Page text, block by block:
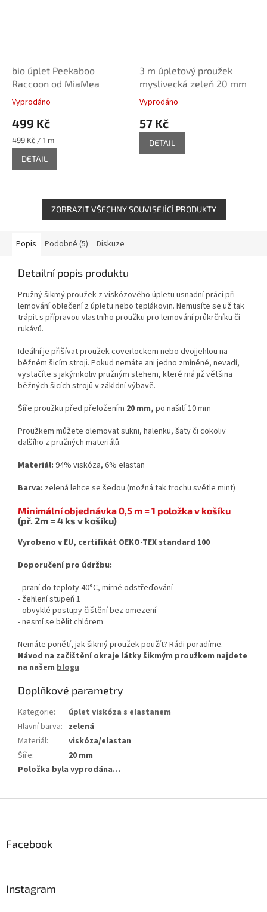
bio úplet Peekaboo
Raccoon od MiaMea
Vyprodáno
499 Kč
Měrná
cena:
499 Kč / 1 m
DETAIL
3 m úpletový proužek
myslivecká zeleň 20 mm
Vyprodáno
57 Kč
DETAIL
ZOBRAZIT VŠECHNY SOUVISEJÍCÍ PRODUKTY
Popis Podobné (5) Diskuze
Detailní popis produktu
Pružný šikmý proužek z viskózového úpletu usnadní práci při
lemování oblečení z úpletu nebo teplákovin. Nemusíte se už tak
trápit s přípravou vlastního proužku pro lemování průkrčníku či
rukávů.
Ideální je přišívat proužek coverlockem nebo dvojjehlou na
běžném šicím stroji. Pokud nemáte ani jedno zmíněné, nevadí,
vystačíte s jakýmkoliv pružným stehem, které má již většina
běžných šicích strojů v zákldní výbavě.
Šíře proužku před přeložením 20 mm, po našití 10 mm
Proužkem můžete olemovat sukni, halenku, šaty či cokoliv
dalšího z pružných materiálů.
Materiál: 94% viskóza, 6% elastan
Barva: zelená lehce se šedou (možná tak trochu světle mint)
Minimální objednávka 0,5 m = 1 položka v košíku
(př. 2m = 4 ks v košíku)
Vyrobeno v EU, certifikát OEKO-TEX standard 100
Doporučení pro údržbu:
- praní do teploty 40°C, mírné odstřeďování
- žehlení stupeň 1
- obvyklé postupy čištění bez omezení
- nesmí se bělit chlórem
Nemáte ponětí, jak šikmý proužek použít? Rádi poradíme.
Návod na začištění okraje látky šikmým proužkem najdete
na našem blogu
Doplňkové parametry
Kategorie:
úplet viskóza s elastanem
Hlavní barva: zelená
Materiál:
viskóza/elastan
Šíře:
20 mm
Položka byla vyprodána…
Facebook
Instagram